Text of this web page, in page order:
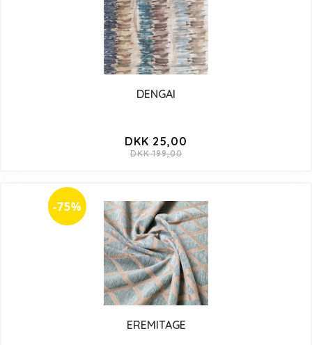
DENGAI
DKK 25,00
DKK 199,00
-75%
EREMITAGE